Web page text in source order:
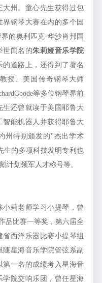
大州。童心先生获得过包
钢琴大赛在内的多个国
的奥利匹克-华沙肖邦国
世闻名的朱莉娅音乐学院
的道路上，还得到了著名
授、美国传奇钢琴大师
等多位钢琴界前
还曾就读于美国耶鲁大
能机器人并获得耶鲁大
州特别颁发的"杰出学术
生的多项科技发明专利也
计划领军人才称号等。
莉老师学习小提琴，曾
品比赛一等奖，第六届全
西洋乐器比赛小提琴组
星海音乐学院管弦系副
第一名的成绩考入星海音
学院交响乐团，曾任星海